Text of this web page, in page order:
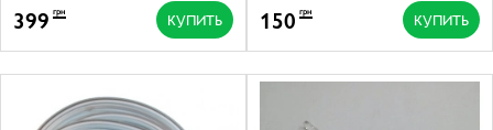
399 грн КУПИТЬ 150 грн КУПИТЬ